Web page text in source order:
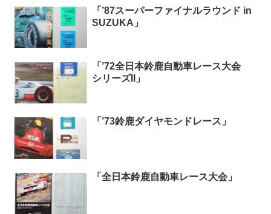
「’87スーパーファイナルラウンド in
SUZUKA」
「’72全日本鈴鹿自動車レース大会
シリーズII」
「’73鈴鹿ダイヤモンドレース」
「全日本鈴鹿自動車レース大会」